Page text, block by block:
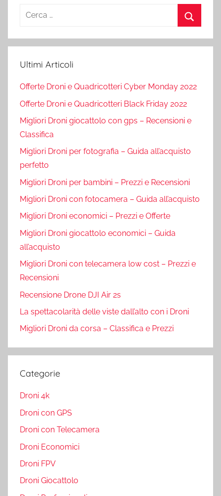
Ricerca
Ultimi Articoli
Offerte Droni e Quadricotteri Cyber Monday 2022
Offerte Droni e Quadricotteri Black Friday 2022
Migliori Droni giocattolo con gps – Recensioni e
Classifica
Migliori Droni per fotografia – Guida all’acquisto
perfetto
Migliori Droni per bambini – Prezzi e Recensioni
Migliori Droni con fotocamera – Guida all’acquisto
Migliori Droni economici – Prezzi e Offerte
Migliori Droni giocattolo economici – Guida
all’acquisto
Migliori Droni con telecamera low cost – Prezzi e
Recensioni
Recensione Drone DJI Air 2s
La spettacolarità delle viste dall’alto con i Droni
Migliori Droni da corsa – Classifica e Prezzi
Categorie
Droni 4k
Droni con GPS
Droni con Telecamera
Droni Economici
Droni FPV
Droni Giocattolo